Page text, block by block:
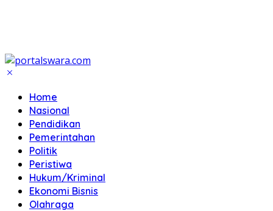
Home
Nasional
Pendidikan
Pemerintahan
Politik
Peristiwa
Hukum/Kriminal
Ekonomi Bisnis
Olahraga